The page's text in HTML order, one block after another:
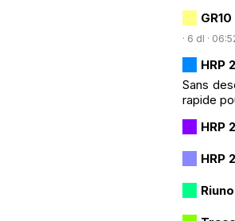
· 6 dl ·
HRP
Sans
rapide
HRP
HRP